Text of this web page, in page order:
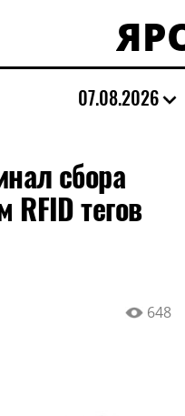
07.08.2026
сбора
тегов
648